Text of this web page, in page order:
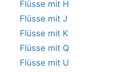
Flüsse mit H
Flüsse mit J
Flüsse mit K
Flüsse mit Q
Flüsse mit U